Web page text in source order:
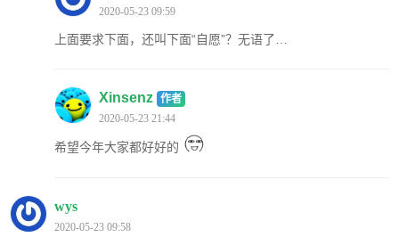
2020-05-23 09:59
上面要求下面，还叫下面“自愿”？无语了…
Xinsenz 作者
2020-05-23 21:44
希望今年大家都好好的
wys
2020-05-23 09:58